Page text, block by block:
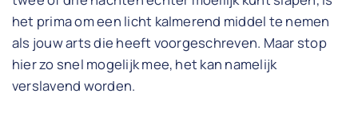
het prima om een licht kalmerend middel te nemen
als jouw arts die heeft voorgeschreven. Maar stop
hier zo snel mogelijk mee, het kan namelijk
verslavend worden.